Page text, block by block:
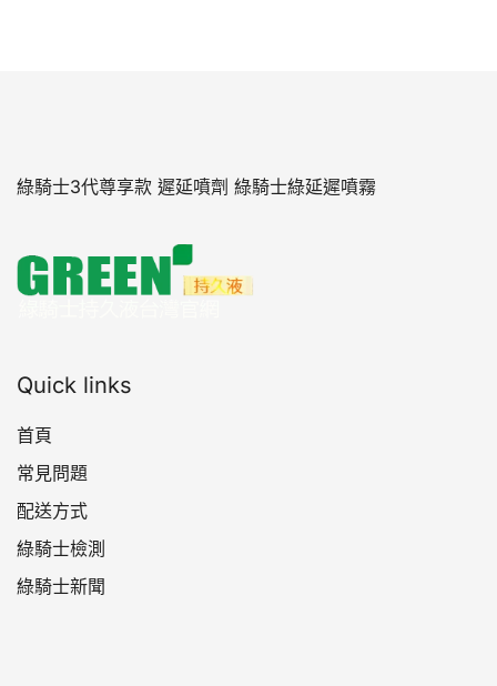
綠騎士3代尊享款 遲延噴劑 綠騎士綠延遲噴霧
Quick links
首頁
常見問題
配送方式
綠騎士檢測
綠騎士新聞